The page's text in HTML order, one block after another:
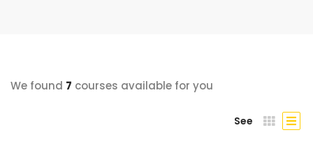
We found 7 courses available for you
See